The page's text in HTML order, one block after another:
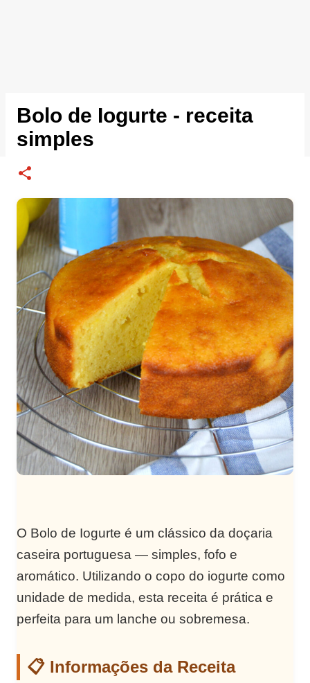
Bolo de Iogurte - receita
simples
O Bolo de Iogurte é um clássico da doçaria
caseira portuguesa — simples, fofo e
aromático. Utilizando o copo do iogurte como
unidade de medida, esta receita é prática e
perfeita para um lanche ou sobremesa.
📋 Informações da Receita